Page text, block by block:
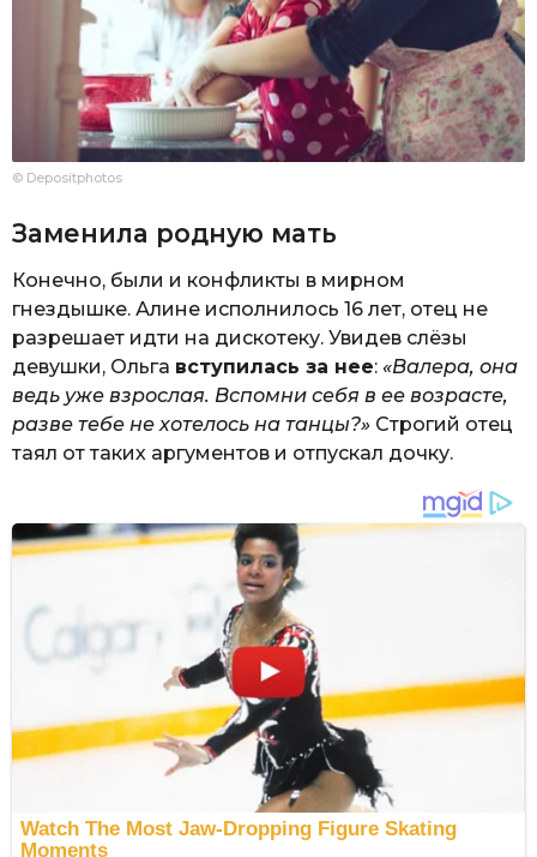
© Depositphotos
Заменила родную мать
Конечно, были и конфликты в мирном
гнездышке. Алине исполнилось 16 лет, отец не
разрешает идти на дискотеку. Увидев слёзы
девушки, Ольга вступилась за нее: «Валера, она
ведь уже взрослая. Вспомни себя в ее возрасте,
разве тебе не хотелось на танцы?» Строгий отец
таял от таких аргументов и отпускал дочку.